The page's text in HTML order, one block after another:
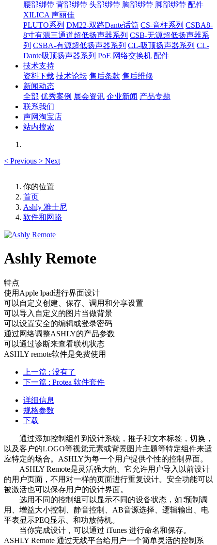
腰部绑带 背部绑带 头部绑带 胸部绑带 脚部绑带 配件
XILICA 声丽佳
PLUTO系列 DM22-双路Dante话筒 CS-音柱系列 CSBA8-
8寸有源三通道超低扬声器系列 CSB-无源超低扬声器系
列 CSBA-有源超低扬声器系列 CL-吸顶扬声器系列 CL-
Dante吸顶扬声器系列 PoE 网络交换机 配件
技术支持
资料下载 技术论坛 售后条款 售后维修
新闻动态
全部 优秀案例 展会资讯 企业新闻 产品专题
联系我们
声网淘宝店
站内搜索
< Previous > Next
你的位置
首页
Ashly 雅士尼
软件和网路
Ashly Remote
特点
使用Apple lpad进行界面设计
可以自定义创建、保存、调用和分享设置
可以导入自定义的图片当做背景
可以设置安全的编辑或登录密码
通过网络调整ASHLY的产品参数
可以通过诊断来查看联机状态
ASHLY remote软件是免费使用
上一篇 : 没有了
下一篇 : Protea 软件套件
详细信息
规格参数
下载
通过添加控制组件到设计系统，推子和文本标签，切换，
以及客户的LOGO等视觉元素或背景图片主题等特定组件来适
应特定的场合。ASHLY为每一个用户提供个性的控制界面。
ASHLY Remote是灵活强大的。它允许用户导入以前设计
的用户页面，不用对一样的页面进行重复设计。安全功能可以
被激活也可以保存用户的设计界面。
选用不同的控制组可以显示不同的设备状态，如∶预制调
用、增益大小控制、静音控制、AB音源选择、逻辑输出、电
平表显示PEQ显示、和功放待机。
当你完成设计，可以通过 iTunes 进行命名和保存。
ASHLY Remote 通过无线平台给用户一个简单灵活的控制系